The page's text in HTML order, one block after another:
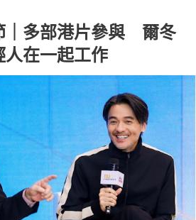
｜多部港片參與 爾冬
人在一起工作